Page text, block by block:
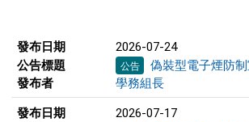
新聞列表
發布日期 2026-07-24
公告標題 公告 偽裝型電子煙防
發布者
學務組長
發布日期
2026-07-17